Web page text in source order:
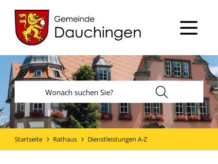
Startseite Rathaus Dienstleistungen A-Z